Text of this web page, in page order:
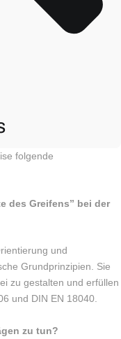
folgende
des Greifens” bei der
und
Grundprinzipien. Sie
zu gestalten und erfüllen
und DIN EN 18040.
zu tun?